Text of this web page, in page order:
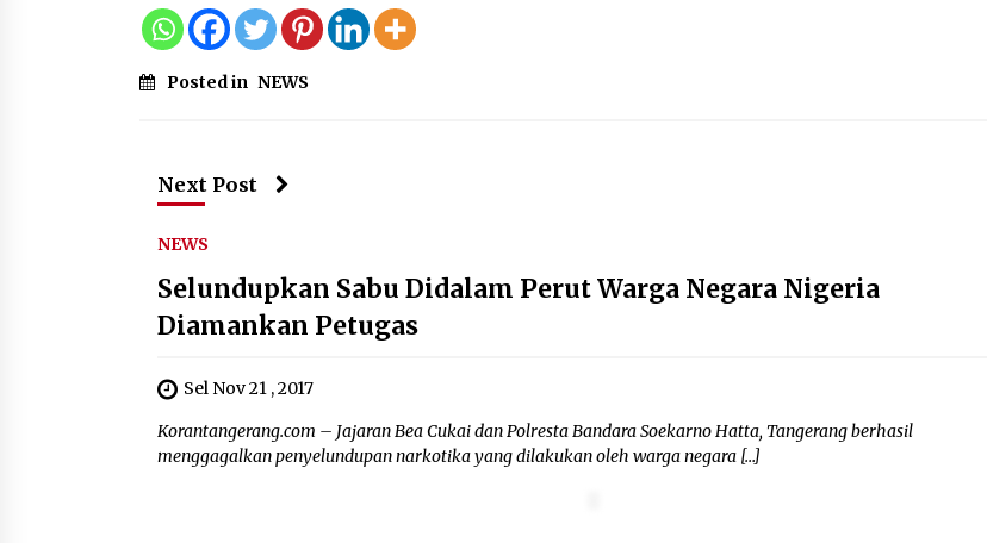
Posted in NEWS
Next Post
NEWS
Selundupkan Sabu Didalam Perut Warga Negara Nigeria
Diamankan Petugas
Sel Nov 21 , 2017
Korantangerang.com – Jajaran Bea Cukai dan Polresta Bandara Soekarno Hatta, Tangerang berhasil
menggagalkan penyelundupan narkotika yang dilakukan oleh warga negara […]